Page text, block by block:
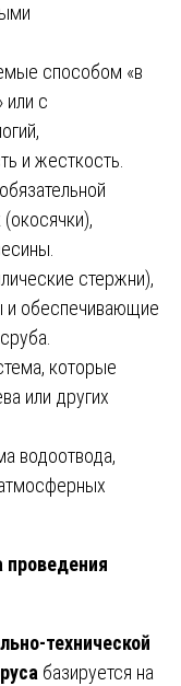
способом «в
или с
и жесткость.
стержни),
обеспечивающие
которые
или других
водоотвода,
проведения
технической
базируется на